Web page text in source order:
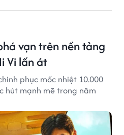
vạn trên nền tảng
Vi lấn át
phục mốc nhiệt 10.000
hút mạnh mẽ trong năm